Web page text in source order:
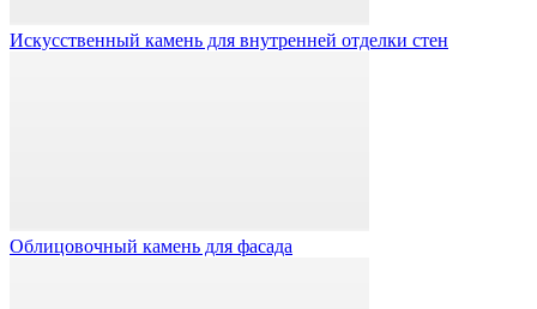
Искусственный камень для внутренней отделки стен
Облицовочный камень для фасада